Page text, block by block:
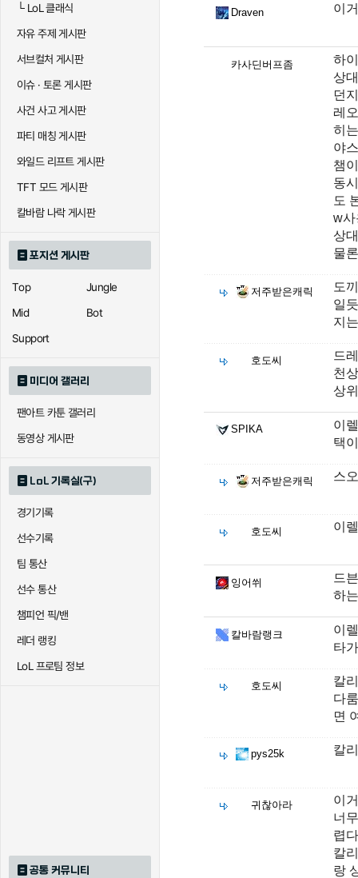
└LoL 클래식
자유 주제 게시판
서브컬처 게시판
이슈 · 토론 게시판
사건 사고 게시판
파티 매칭 게시판
와일드 리프트 게시판
TFT 모드 게시판
칼바람 나락 게시판
포지션 게시판
Top
Jungle
Mid
Bot
Support
미디어 갤러리
팬아트 카툰 갤러리
동영상 게시판
LoL 기록실(구)
경기기록
선수기록
팀 통산
선수 통산
챔피언 픽/밴
레더 랭킹
LoL 프로팀 정보
공통 커뮤니티
Draven 이
카사딘버프좀
하
상
던
레
히
야
챔
동
도
w사
상
물
저주받은캐릭
도
일
지
호도씨
드
천
상
SPIKA
이
택
저주받은캐릭 스
호도씨 이
잉어쒸
드
하
칼바람랭크
이
타
호도씨
칼
다
면
pys25k 칼
귀찮아라
이
너
렵
칼
랑